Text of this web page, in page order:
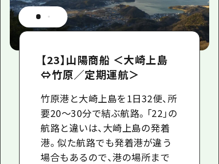
【23】山陽商船 ＜大崎上島
⇔竹原／定期運航＞
竹原港と大崎上島を1日32便、所
要20～30分で結ぶ航路。「22」の
航路と違いは、大崎上島の発着
港。似た航路でも発着港が違う
場合もあるので、港の場所まで